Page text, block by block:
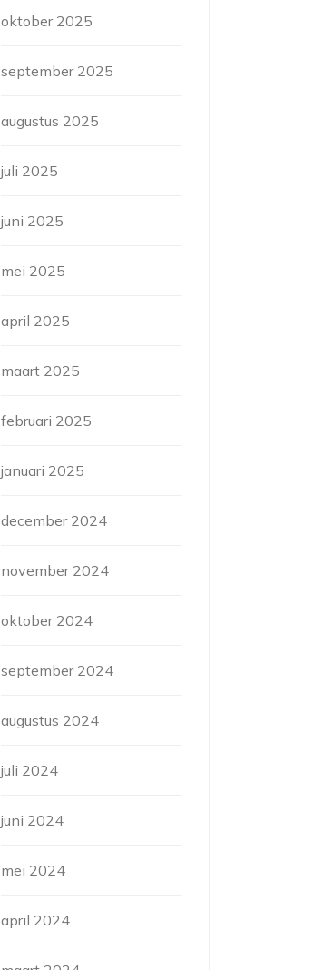
oktober 2025
september 2025
augustus 2025
juli 2025
juni 2025
mei 2025
april 2025
maart 2025
februari 2025
januari 2025
december 2024
november 2024
oktober 2024
september 2024
augustus 2024
juli 2024
juni 2024
mei 2024
april 2024